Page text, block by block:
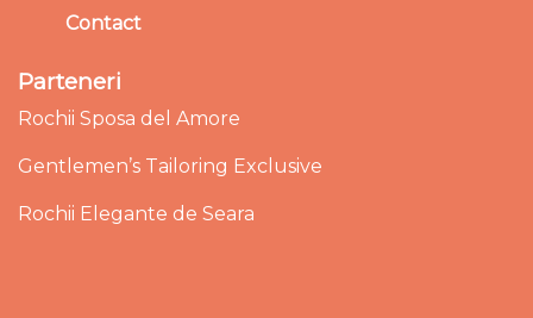
Contact
Parteneri
Rochii Sposa del Amore
Gentlemen’s Tailoring Exclusive
Rochii Elegante de Seara